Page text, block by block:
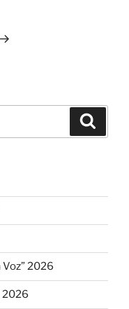
2026
2026